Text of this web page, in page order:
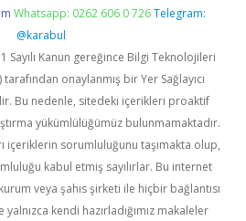
Whatsapp: 0262 606 0 726 Telegram:
@karabul
Sayılı Kanun gereğince Bilgi Teknolojileri
onaylanmış bir Yer Sağlayıcı
Bu nedenle, sitedeki içerikleri proaktif
yükümlülüğümüz bulunmamaktadır.
içeriklerin sorumluluğunu taşımakta olup,
kabul etmiş sayılırlar. Bu internet
veya şahıs şirketi ile hiçbir bağlantısı
kendi hazırladığımız makaleler